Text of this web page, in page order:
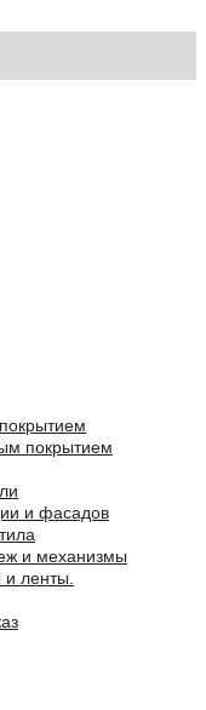
покрытием
и фасадов
и механизмы
ленты.